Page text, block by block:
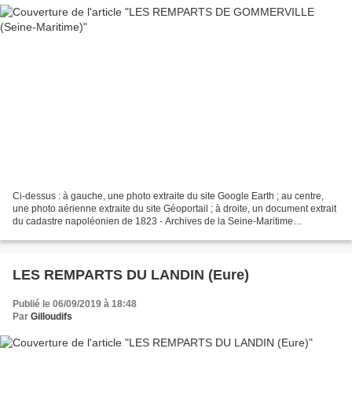
Ci-dessus : à gauche, une photo extraite du site Google Earth ; au centre,
une photo aérienne extraite du site Géoportail ; à droite, un document extrait
du cadastre napoléonien de 1823 - Archives de la Seine-Maritime
LES REMPARTS DU LANDIN (Eure)
Publié le 06/09/2019 à 18:48
Par Gilloudifs